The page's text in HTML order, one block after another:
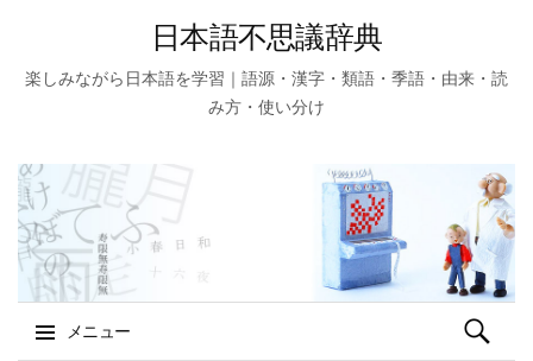
日本語不思議辞典
楽しみながら日本語を学習｜語源・漢字・類語・季語・由来・読
み方・使い分け
メニュー
検
索: